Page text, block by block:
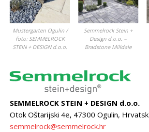
Mustergarten Ogulin /
foto: SEMMELROCK
STEIN + DESIGN d.o.o.
Semmelrock Stein +
Design d.o.o. –
Bradstone Milldale
SEMMELROCK STEIN + DESIGN d.o.o.
Otok Oštarijski 4e, 47300 Ogulin,
semmelrock@semmelrock.hr